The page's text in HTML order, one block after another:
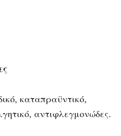
καταπραϋντικό,
αντιφλεγμονώδες.